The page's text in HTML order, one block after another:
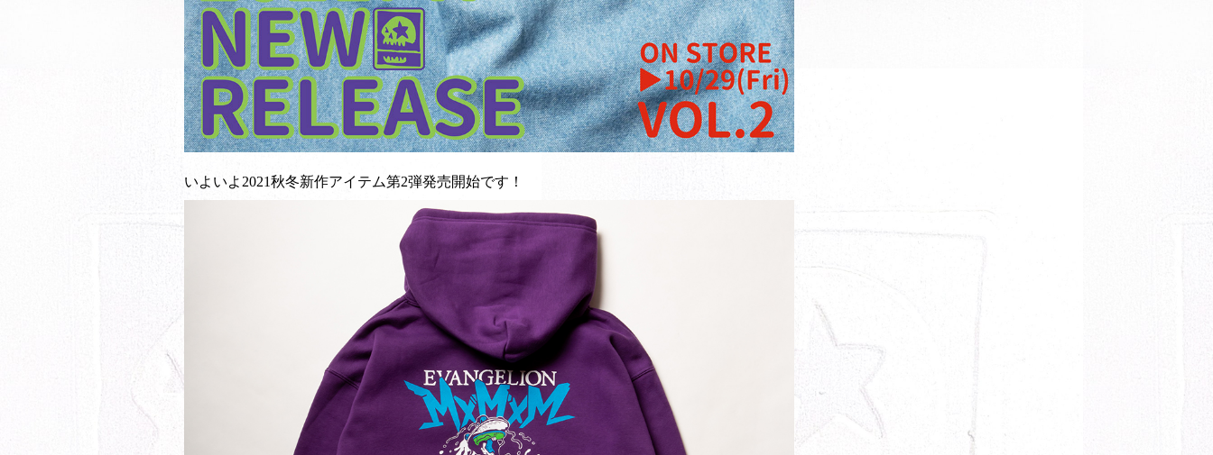
いよいよ2021秋冬新作アイテム第2弾発売開始です！